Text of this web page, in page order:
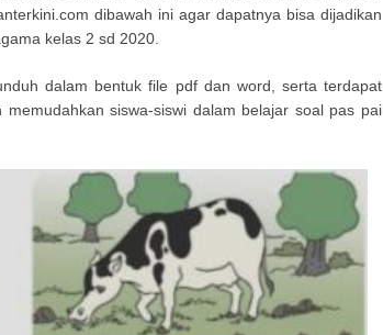
dibawah ini agar dapatnya bisa dijadikan
kelas 2 sd 2020.
dalam bentuk file pdf dan word, serta terdapat
siswa-siswi dalam belajar soal pas pai